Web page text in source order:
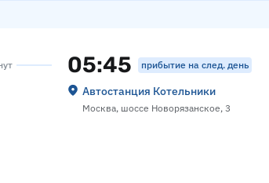
05:45 прибытие на след. день
Автостанция Котельники
Москва, шоссе Новорязанское, 3